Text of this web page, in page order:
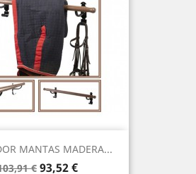
MANTAS MADERA...
€ Precio
93,52 €